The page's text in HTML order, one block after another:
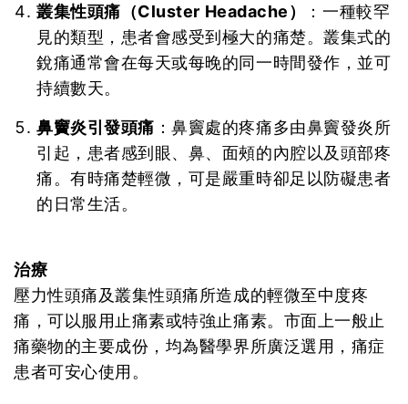
叢集性頭痛（Cluster Headache）
：一種較罕
見的類型，患者會感受到極大的痛楚。叢集式的
銳痛通常會在每天或每晚的同一時間發作，並可
持續數天。
鼻竇炎引發頭痛 ：鼻竇處的疼痛多由鼻竇發炎所
引起，患者感到眼、鼻、面頰的內腔以及頭部疼
痛。有時痛楚輕微，可是嚴重時卻足以防礙患者
的日常生活。
治療
壓力性頭痛及叢集性頭痛所造成的輕微至中度疼
痛，可以服用止痛素或特強止痛素。市面上一般止
痛藥物的主要成份，均為醫學界所廣泛選用，痛症
患者可安心使用。